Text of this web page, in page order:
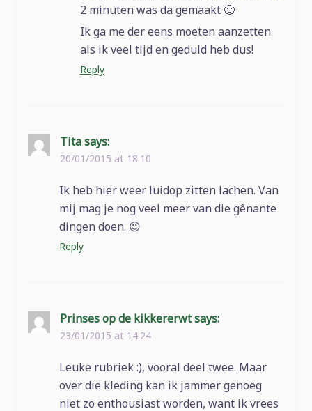
2 minuten was da gemaakt 🙂
Ik ga me der eens moeten aanzetten
als ik veel tijd en geduld heb dus!
Reply
Tita says:
20/01/2015 at 18:10
Ik heb hier weer luidop zitten lachen. Van
mij mag je nog veel meer van die gênante
dingen doen. 😉
Reply
Prinses op de kikkererwt says:
23/01/2015 at 14:24
Leuke rubriek :), vooral deel twee. Maar
over die kleding kan ik jammer genoeg
niet zo enthousiast worden, want ik vrees